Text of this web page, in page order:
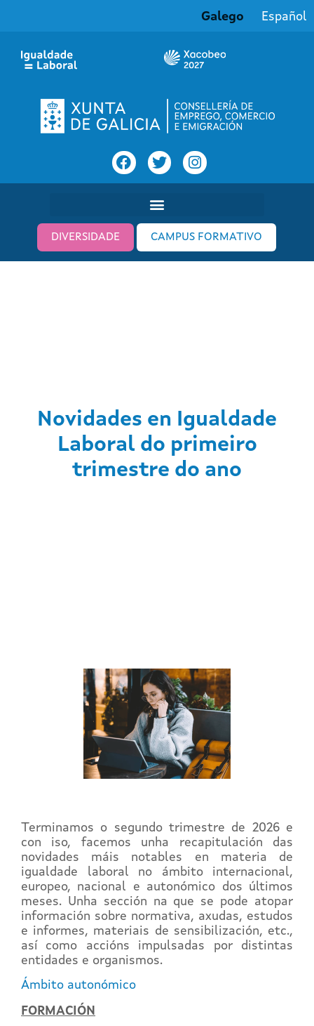
Galego Español
DIVERSIDADE CAMPUS FORMATIVO
Novidades en Igualdade
Laboral do primeiro
trimestre do ano
Terminamos o segundo trimestre de 2026 e
con iso, facemos unha recapitulación das
novidades máis notables en materia de
igualdade laboral no ámbito internacional,
europeo, nacional e autonómico dos últimos
meses. Unha sección na que se pode atopar
información sobre normativa, axudas, estudos
e informes, materiais de sensibilización, etc.,
así como accións impulsadas por distintas
entidades e organismos.
Ámbito autonómico
FORMACIÓN